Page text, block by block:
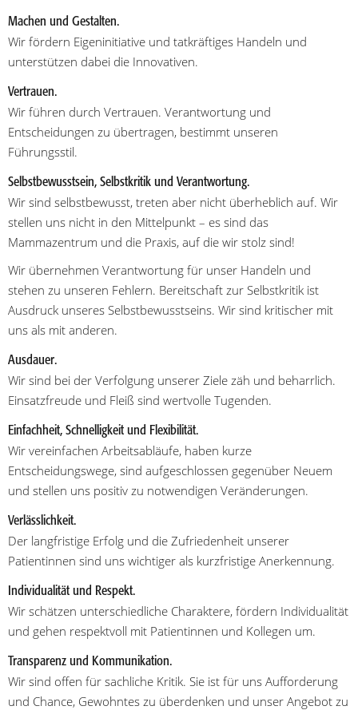
Machen und Gestalten.
Wir fördern Eigeninitiative und tatkräftiges Handeln und
unterstützen dabei die Innovativen.
Vertrauen.
Wir führen durch Vertrauen. Verantwortung und
Entscheidungen zu übertragen, bestimmt unseren
Führungsstil.
Selbstbewusstsein, Selbstkritik und Verantwortung.
Wir sind selbstbewusst, treten aber nicht überheblich auf. Wir
stellen uns nicht in den Mittelpunkt – es sind das
Mammazentrum und die Praxis, auf die wir stolz sind!
Wir übernehmen Verantwortung für unser Handeln und
stehen zu unseren Fehlern. Bereitschaft zur Selbstkritik ist
Ausdruck unseres Selbstbewusstseins. Wir sind kritischer mit
uns als mit anderen.
Ausdauer.
Wir sind bei der Verfolgung unserer Ziele zäh und beharrlich.
Einsatzfreude und Fleiß sind wertvolle Tugenden.
Einfachheit, Schnelligkeit und Flexibilität.
Wir vereinfachen Arbeitsabläufe, haben kurze
Entscheidungswege, sind aufgeschlossen gegenüber Neuem
und stellen uns positiv zu notwendigen Veränderungen.
Verlässlichkeit.
Der langfristige Erfolg und die Zufriedenheit unserer
Patientinnen sind uns wichtiger als kurzfristige Anerkennung.
Individualität und Respekt.
Wir schätzen unterschiedliche Charaktere, fördern Individualität
und gehen respektvoll mit Patientinnen und Kollegen um.
Transparenz und Kommunikation.
Wir sind offen für sachliche Kritik. Sie ist für uns Aufforderung
und Chance, Gewohntes zu überdenken und unser Angebot zu